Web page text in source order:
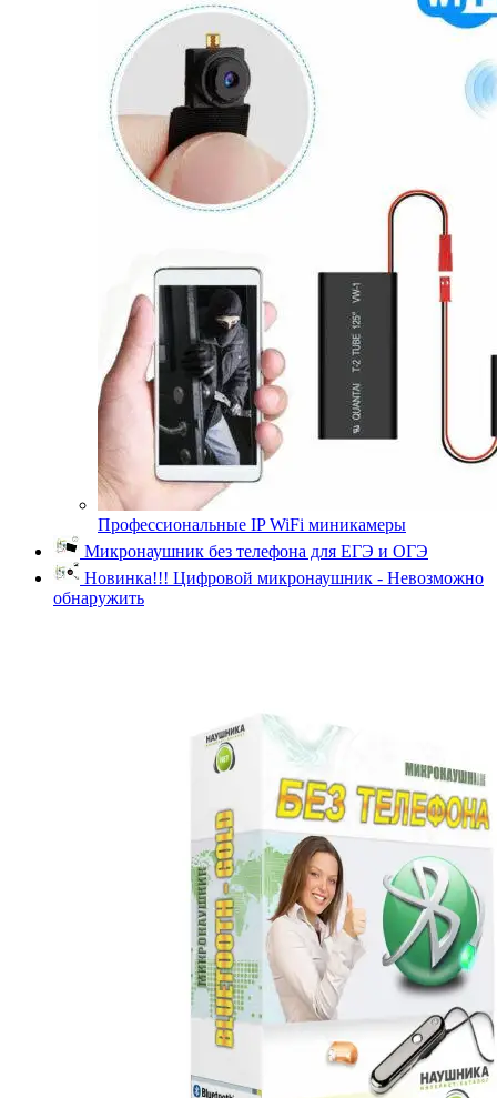
Профессиональные IP WiFi миникамеры
Микронаушник без телефона для ЕГЭ и ОГЭ
Новинка!!! Цифровой микронаушник - Невозможно
обнаружить